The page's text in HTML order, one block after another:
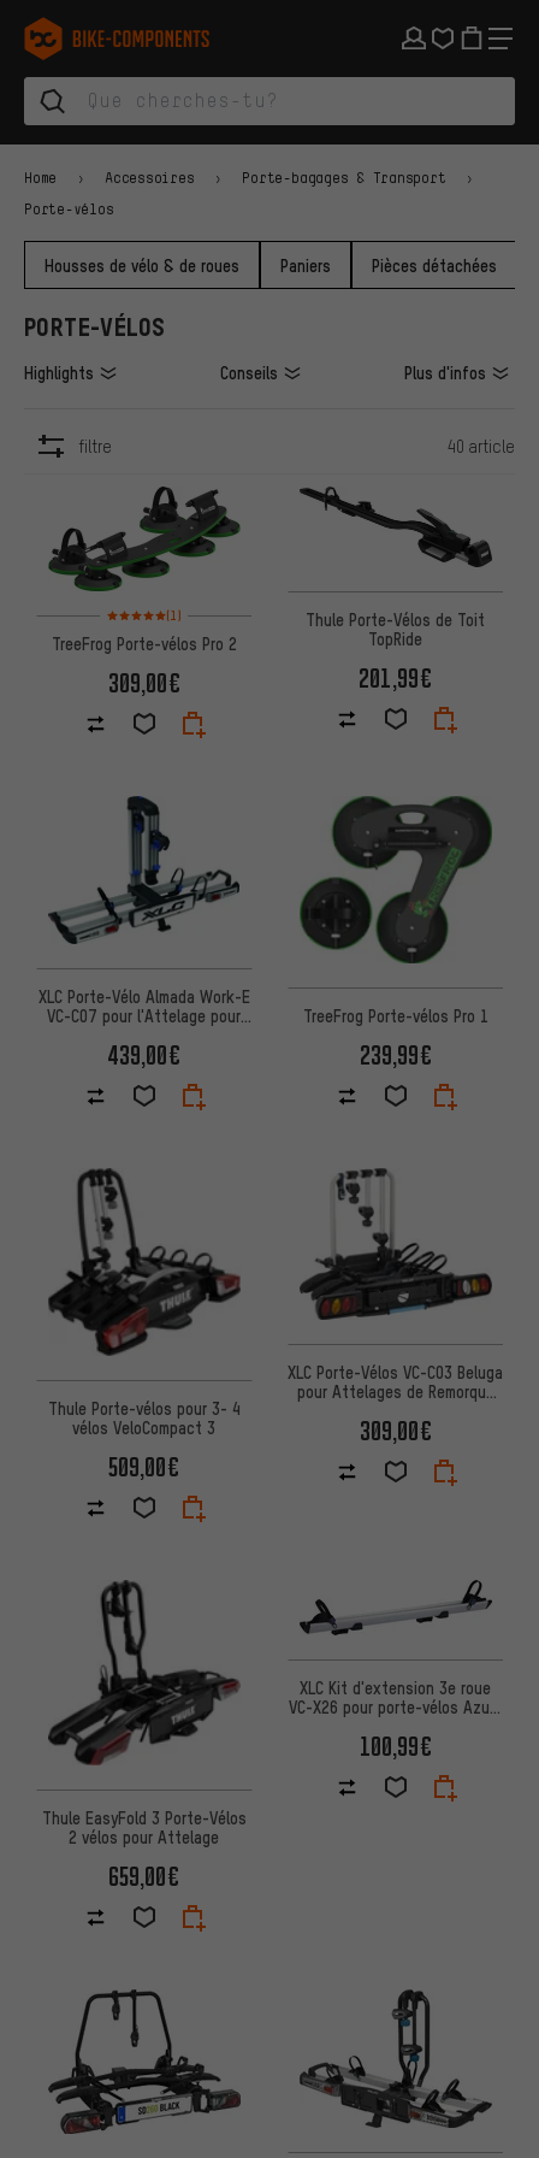
Aller à la navigation principale
Aller à la navigation des catégories
Aller au contenu
Aller aux marques et à la newsletter
Aller au pied de page
bike-components.de Page d'accueil
Home Accessoires Porte-bagages & Transport
Porte-vélos
Housses de vélo & de roues Paniers Pièces détachées
PORTE-VÉLOS
Highlights Conseils Plus d'infos
filtre 40 article
Note moyenne : 5 sur 5 d'après 1 avis
(1)
TreeFrog Porte-vélos Pro 2
309,00€
Thule Porte-Vélos de Toit
TopRide
201,99€
XLC Porte-Vélo Almada Work-E
VC-C07 pour l'Attelage pour
439,00€
TreeFrog Porte-vélos Pro 1
239,99€
Thule Porte-vélos pour 3- 4
vélos VeloCompact 3
509,00€
XLC Porte-Vélos VC-C03 Beluga
pour Attelages de Remorque
309,00€
Thule EasyFold 3 Porte-Vélos
2 vélos pour Attelage
659,00€
XLC Kit d'extension 3e roue
VC-X26 pour porte-vélos Azura
100,99€